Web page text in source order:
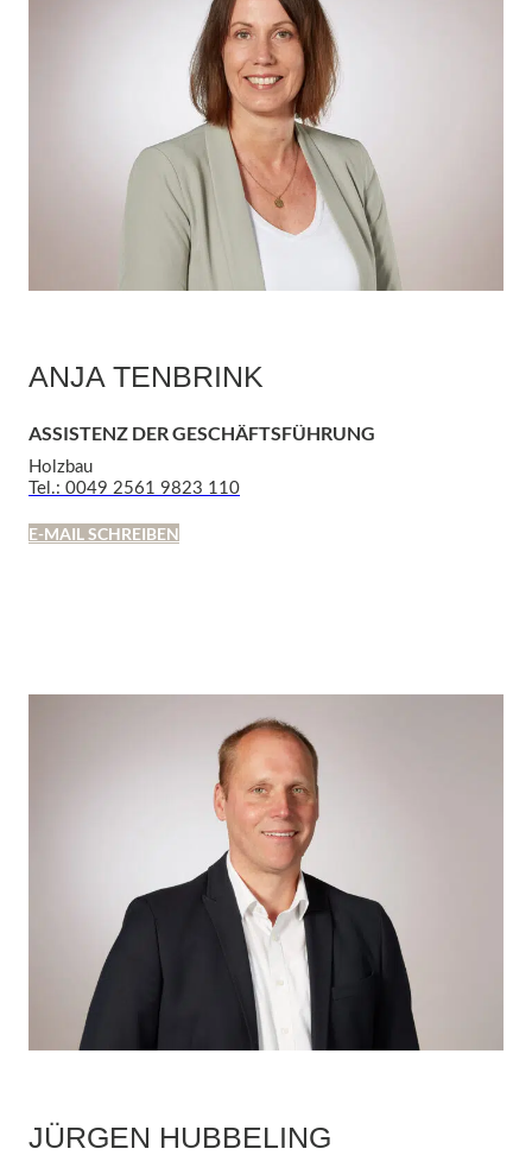
ANJA TENBRINK
ASSISTENZ DER GESCHÄFTSFÜHRUNG
Holzbau
Tel.: 0049 2561 9823 110
E-MAIL SCHREIBEN
JÜRGEN HUBBELING